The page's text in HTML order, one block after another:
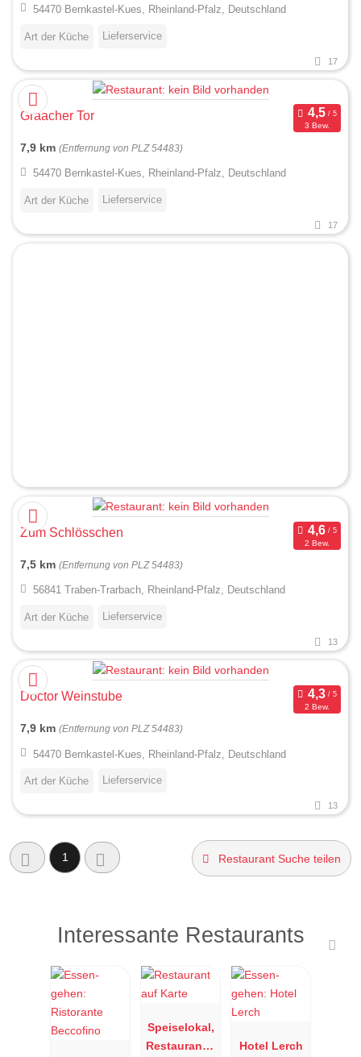
54470 Bernkastel-Kues, Rheinland-Pfalz, Deutschland
Art der Küche Lieferservice
17
Graacher Tor
3 Bew.
7,9 km (Entfernung von PLZ 54483)
54470 Bernkastel-Kues, Rheinland-Pfalz, Deutschland
Art der Küche Lieferservice
17
Zum Schlösschen
2 Bew.
7,5 km (Entfernung von PLZ 54483)
56841 Traben-Trarbach, Rheinland-Pfalz, Deutschland
Art der Küche Lieferservice
13
Doctor Weinstube
2 Bew.
7,9 km (Entfernung von PLZ 54483)
54470 Bernkastel-Kues, Rheinland-Pfalz, Deutschland
Art der Küche Lieferservice
13
1 Restaurant Suche teilen
Interessante Restaurants
Speiselokal,
Restaurant "
Hotel Lerch